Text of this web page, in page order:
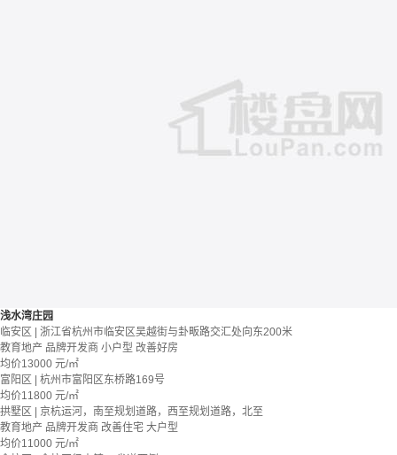
浅水湾庄园
临安区 | 浙江省杭州市临安区吴越街与卦畈路交汇处向东200米
教育地产 品牌开发商 小户型 改善好房
均价13000 元/㎡
富阳区 | 杭州市富阳区东桥路169号
均价11800 元/㎡
拱墅区 | 京杭运河，南至规划道路，西至规划道路，北至
教育地产 品牌开发商 改善住宅 大户型
均价11000 元/㎡